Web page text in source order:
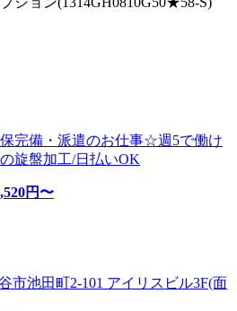
保完備・派遣のお仕事☆週5で働け
旋盤加工/日払いOK
円〜
市池田町2-101 アイリスビル3F(面